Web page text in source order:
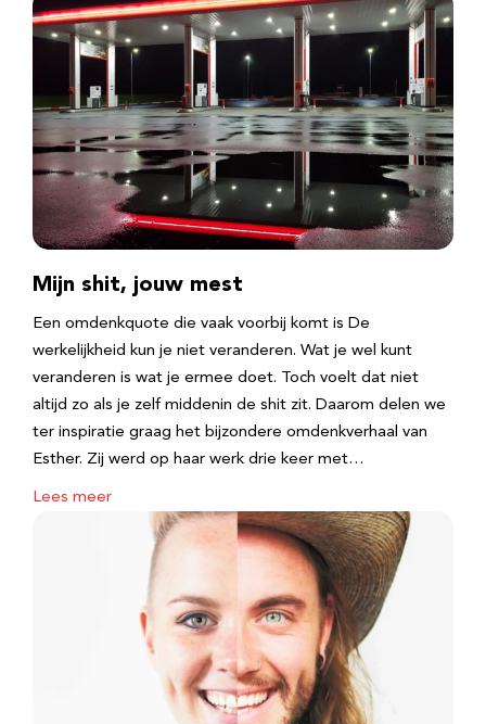
Mijn shit, jouw mest
Een omdenkquote die vaak voorbij komt is De
werkelijkheid kun je niet veranderen. Wat je wel kunt
veranderen is wat je ermee doet. Toch voelt dat niet
altijd zo als je zelf middenin de shit zit. Daarom delen we
ter inspiratie graag het bijzondere omdenkverhaal van
Esther. Zij werd op haar werk drie keer met…
Lees meer